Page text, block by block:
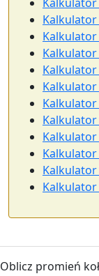
Kalkulator
Oblicz promień